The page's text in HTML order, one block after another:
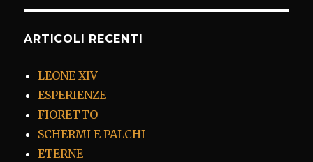
ARTICOLI RECENTI
LEONE XIV
ESPERIENZE
FIORETTO
SCHERMI E PALCHI
ETERNE